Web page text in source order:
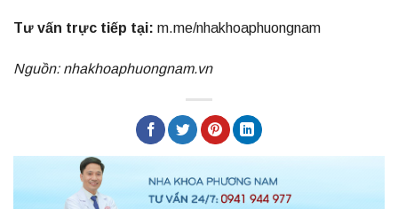
Tư vấn trực tiếp tại: m.me/nhakhoaphuongnam
Nguồn: nhakhoaphuongnam.vn